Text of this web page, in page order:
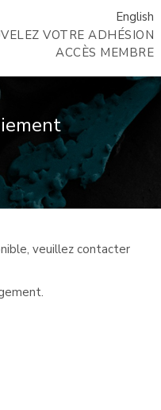
English
VOTRE ADHÉSION
ACCÈS MEMBRE
veuillez contacter